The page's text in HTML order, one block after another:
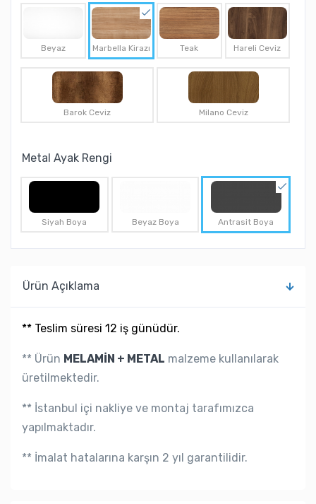
Beyaz Marbella Kirazı Teak Hareli Ceviz
Barok Ceviz Milano Ceviz
Metal Ayak Rengi
Siyah Boya Beyaz Boya Antrasit Boya
Ürün Açıklama
** Teslim süresi 12 iş günüdür.
** Ürün MELAMİN + METAL malzeme kullanılarak
üretilmektedir.
** İstanbul içi nakliye ve montaj tarafımızca
yapılmaktadır.
** İmalat hatalarına karşın 2 yıl garantilidir.